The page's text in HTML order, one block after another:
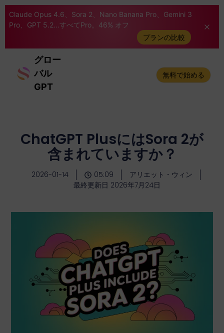
Claude Opus 4.6、Sora 2、Nano Banana Pro、Gemini 3
Pro、GPT 5.2...すべてPro。46% オフ
プランの比較
グロー
バル
GPT
無料で始める
ChatGPT PlusにはSora 2が
含まれていますか？
2026-01-14 05:09
アリエット・ウィン
最終更新日 2026年7月24日